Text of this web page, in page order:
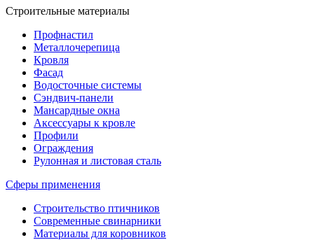
Строительные материалы
Профнастил
Металлочерепица
Кровля
Фасад
Водосточные системы
Сэндвич-панели
Мансардные окна
Аксессуары к кровле
Профили
Ограждения
Рулонная и листовая сталь
Сферы применения
Строительство птичников
Современные свинарники
Материалы для коровников